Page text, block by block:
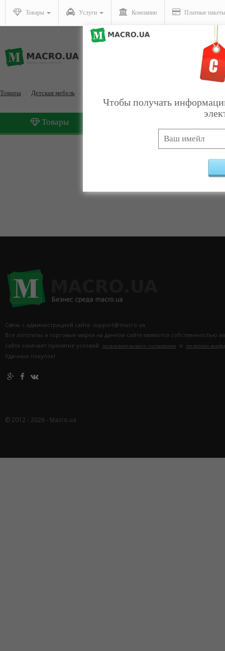
Товары Услуги Компании Платные пакеты
Товары Детская мебель
Товары
Уголки природы для
Связь с администрацией сайта: support@macro.ua.
Все логотипы и торговые марки на данном сайте являются собственностью
сайта означает принятие условий
пользовательского соглашения и политики
Удачных покупок!
© 2012 - 2026 - Macro.ua
Чтобы получать